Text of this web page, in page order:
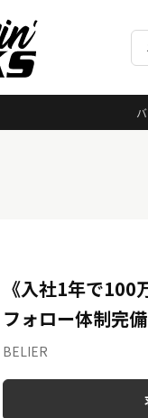
《入社1年で
フォロー体制完
BELIER